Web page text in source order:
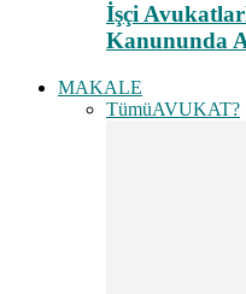
İşçi
Kanununda
MAKALE
TümüAVUKAT?